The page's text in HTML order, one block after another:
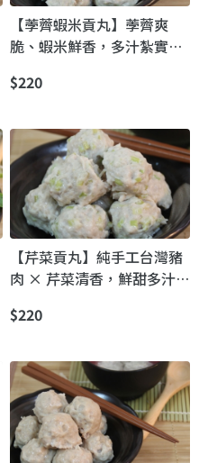
【荸薺蝦米貢丸】荸薺爽
脆、蝦米鮮香，多汁紮實，
$220
【芹菜貢丸】純手工台灣豬
肉 × 芹菜清香，鮮甜多汁，
備！
$220